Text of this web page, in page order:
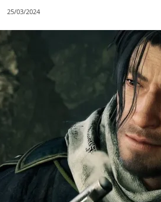
25/03/2024